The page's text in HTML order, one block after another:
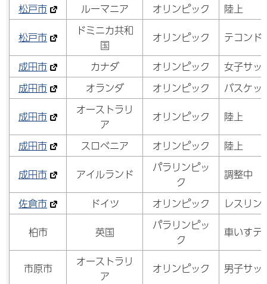
松戸市
ルーマニア オリンピック
陸上
松戸市
ドミニカ共和
国
オリンピック
テコンド
成田市
カナダ オリンピック
女子サッ
成田市
オランダ オリンピック
バスケ
成田市
オーストラリ
ア
オリンピック
陸上
成田市
スロベニア オリンピック
陸上
成田市
アイルランド
パラリンピッ
ク
調整中
佐倉市
ドイツ オリンピック
レスリン
柏市
英国
パラリンピッ
ク
車いすテ
市原市
オーストラリ
ア
オリンピック
男子サッ